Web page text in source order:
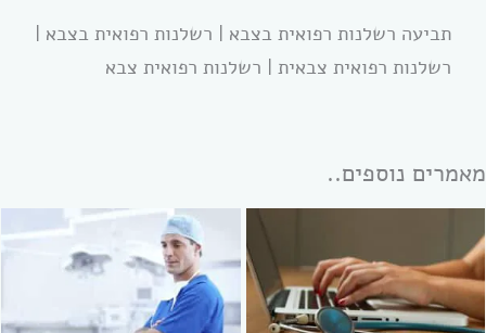
תביעה רשלנות רפואית בצבא | רשלנות רפואית בצבא |
רשלנות רפואית צבאית | רשלנות רפואית צבא
מאמרים נוספים..